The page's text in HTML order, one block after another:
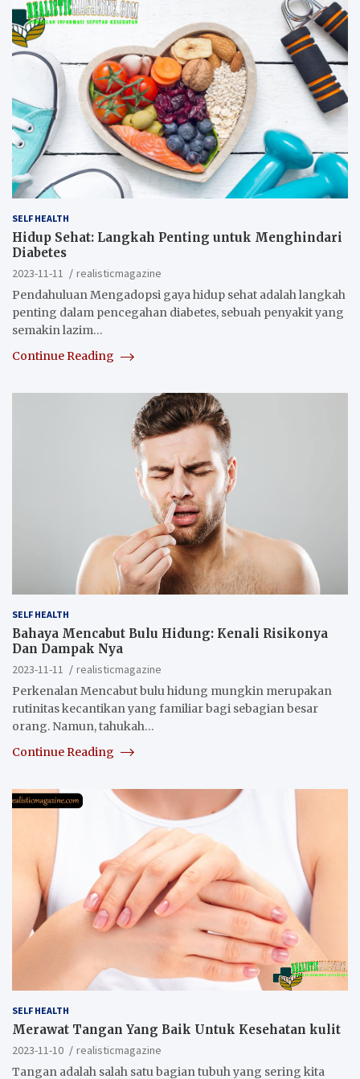
SELF HEALTH
Hidup Sehat: Langkah Penting untuk Menghindari
Diabetes
2023-11-11
realisticmagazine
Pendahuluan Mengadopsi gaya hidup sehat adalah langkah
penting dalam pencegahan diabetes, sebuah penyakit yang
semakin lazim…
Continue Reading
SELF HEALTH
Bahaya Mencabut Bulu Hidung: Kenali Risikonya
Dan Dampak Nya
2023-11-11
realisticmagazine
Perkenalan Mencabut bulu hidung mungkin merupakan
rutinitas kecantikan yang familiar bagi sebagian besar
orang. Namun, tahukah…
Continue Reading
SELF HEALTH
Merawat Tangan Yang Baik Untuk Kesehatan kulit
2023-11-10
realisticmagazine
Tangan adalah salah satu bagian tubuh yang sering kita